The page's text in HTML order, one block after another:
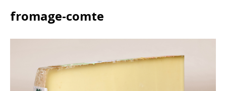
fromage-comte